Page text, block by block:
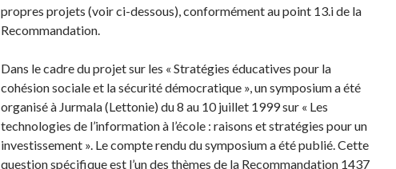
propres projets (voir ci-dessous), conformément au point 13.i de la
Recommandation.
Dans le cadre du projet sur les « Stratégies éducatives pour la
cohésion sociale et la sécurité démocratique », un symposium a été
organisé à Jurmala (Lettonie) du 8 au 10 juillet 1999 sur « Les
technologies de l’information à l’école : raisons et stratégies pour un
investissement ». Le compte rendu du symposium a été publié. Cette
question spécifique est l’un des thèmes de la Recommandation 1437